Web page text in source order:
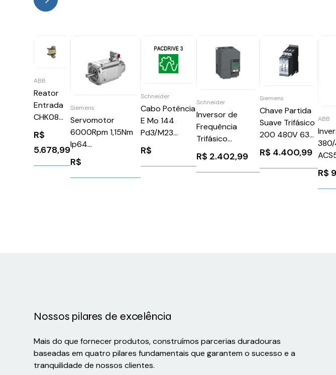
ABB
Reator
Entrada
CHK08
ABB
49873
R$
5.678,99
Siemens
Servomotor
6000Rpm 1,15Nm
Ip64
1FK70322AK711RA0
Siemens 90838
R$
Schneider
Cabo Potência
E Mo 144
Pd3/M23
1,5Mm2 15M
Schneider
VW3E1144R150
R$
Schneider
Inversor de
Frequência
Trifásico
380/460V
Schneider
ATV310HU75N4E
R$ 2.402,99
Siemens
Chave Partida
Suave Trifásico
200 480V 63A
110 220V
3RW40372BB14
Siemens
R$ 4.400,99
ABB
380/
R$
Nossos pilares de excelência
Mais do que fornecer produtos, construímos parcerias duradouras
baseadas em quatro pilares fundamentais que garantem o sucesso e a
tranquilidade de nossos clientes.